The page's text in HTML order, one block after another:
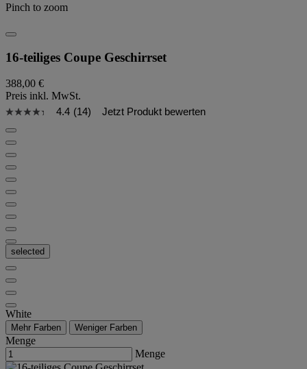
Pinch to zoom
16-teiliges Coupe Geschirrset
388,00 €
Preis inkl. MwSt.
4.4 (14) Jetzt Produkt bewerten
selected
White
Mehr Farben Weniger Farben
Menge
Menge